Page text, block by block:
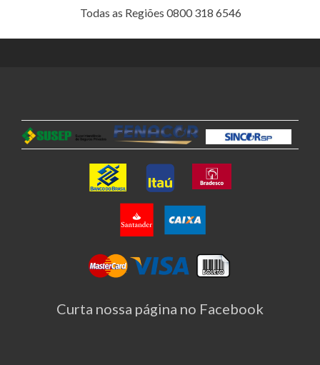
Todas as Regiões 0800 318 6546
Curta nossa página no Facebook